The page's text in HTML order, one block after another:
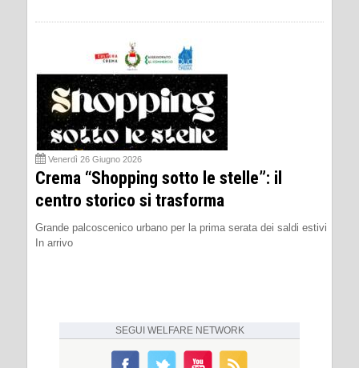
Venerdì 26 Giugno 2026
Crema “Shopping sotto le stelle”: il
centro storico si trasforma
Grande palcoscenico urbano per la prima serata dei saldi estivi
In arrivo
SEGUI WELFARE NETWORK